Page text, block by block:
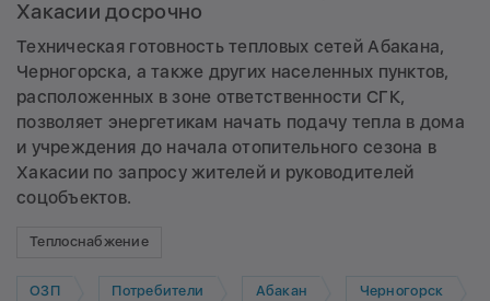
Хакасии досрочно
Техническая готовность тепловых сетей Абакана,
Черногорска, а также других населенных пунктов,
расположенных в зоне ответственности СГК,
позволяет энергетикам начать подачу тепла в дома
и учреждения до начала отопительного сезона в
Хакасии по запросу жителей и руководителей
соцобъектов.
Теплоснабжение
ОЗП Потребители Абакан Черногорск